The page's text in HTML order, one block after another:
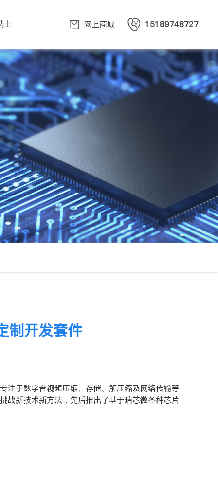
士 网上商城 15189748727
制开发套件
注于数字音视频压缩、存储、解压缩及网络传输等
战新技术新方法，先后推出了基于瑞芯微各种芯片